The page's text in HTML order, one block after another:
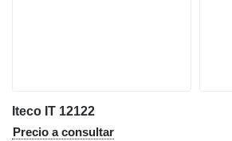
Iteco IT 12122
Precio a consultar